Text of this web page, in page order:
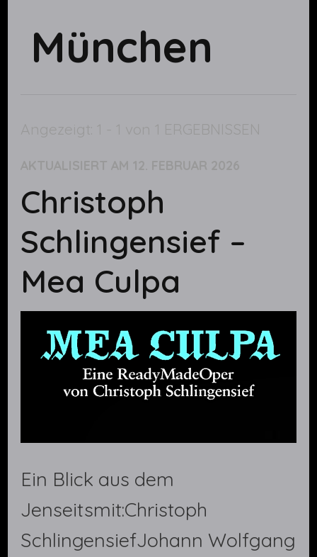
München
Angezeigt: 1 - 1 von 1 ERGEBNISSEN
AKTUALISIERT AM 12. FEBRUAR 2026
Christoph
Schlingensief –
Mea Culpa
Ein Blick aus dem
Jenseitsmit:Christoph
SchlingensiefJohann Wolfgang